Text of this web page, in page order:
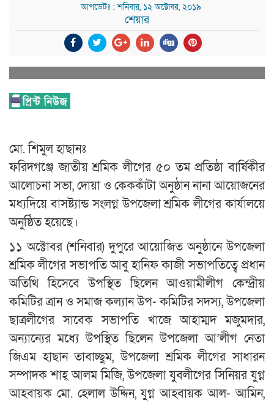
আপডেটঃ : শনিবার, ১২ অক্টোবর, ২০১৯
শেয়ার
মো. শিমুল হাছানঃ
ফরিদগঞ্জে জাতীয় শ্রমিক লীগের ৫০ তম প্রতিষ্ঠা বার্ষিকীর
আলোচনা সভা, দোয়া ও কেককাঁটা অনুষ্ঠান নানা আয়োজনের
মধ্যদিয়ে বাসষ্ট্যান্ড সংলগ্ন উপজেলা শ্রমিক লীগের কার্যালয়ে
অনুষ্ঠিত হয়েছে।
১১ অক্টোবর (শনিবার) দুপুরে আয়োজিত অনুষ্ঠানে উপজেলা
শ্রমিক লীগের সভাপতি আবু হানিফ কাজী সভাপতিত্বে প্রধান
অতিথি হিসেবে উপস্থিত ছিলেন আওয়ামীলীগ কেন্দ্রীয়
কমিটির ত্রান ও সমাজ কল্যান উপ- কমিটির সদস্য, উপজেলা
ছাত্রলীগের সাবেক সভাপতি খাজে আহাম্মদ মজুমদার,
অন্যান্যের মধ্যে উপস্থিত ছিলেন উপজেলা আ’লীগ নেতা
জিএম হাছান তাবাচ্ছুম, উপজেলা শ্রমিক লীগের সাধারন
সম্পাদক শাহ্ আলম মিজি, উপজেলা যুবলীগের সিনিয়র যুগ্ন
আহবায়ক মো. হেলাল উদ্দিন, যুগ্ন আহবায়ক আল- আমিন,